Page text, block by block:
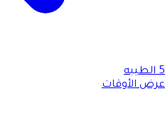
5 الطيبه
عرض الأوقات